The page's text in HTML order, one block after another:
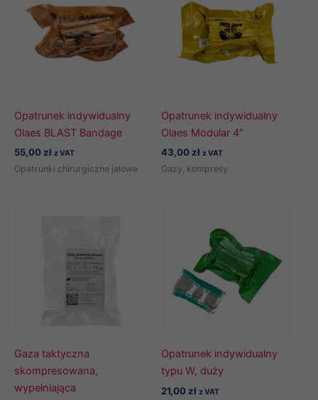
Opatrunek indywidualny
Olaes BLAST Bandage
55,00 zł z VAT
Opatrunki chirurgiczne jałowe
Opatrunek indywidualny
Olaes Modular 4″
43,00 zł z VAT
Gazy, kompresy
Gaza taktyczna
skompresowana,
wypełniająca
Opatrunek indywidualny
typu W, duży
21,00 zł z VAT